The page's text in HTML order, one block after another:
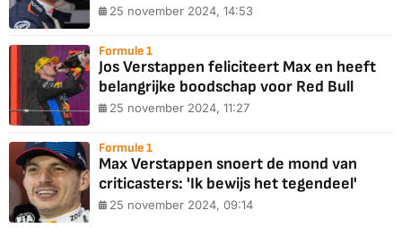
25 november 2024, 14:53
Formule 1
Jos Verstappen feliciteert Max en heeft
belangrijke boodschap voor Red Bull
25 november 2024, 11:27
Formule 1
Max Verstappen snoert de mond van
criticasters: 'Ik bewijs het tegendeel'
25 november 2024, 09:14